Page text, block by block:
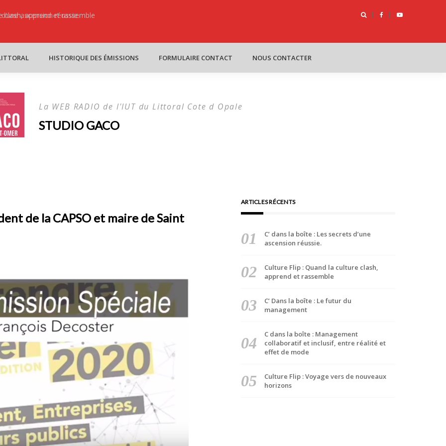
ascension réussie.
clash, apprend et rassemble
HISTORIQUE DES ÉMISSIONS FORMULAIRE CONTACT NOUS CONTACTER
La WEB RADIO de l'IUT du Littoral Cote d Opale
STUDIO GACO
de la CAPSO et maire de Saint
ARTICLES RÉCENTS
C’ dans la boîte : Les secrets d’une
ascension réussie.
Culture Flip : Quand la culture clash,
apprend et rassemble
C’ Dans la boîte : Le futur du
management
C dans la boîte : Management
collaboratif et inclusif, entre réalité et
effet de mode
Culture Flip : Voyage vers de nouveaux
horizons